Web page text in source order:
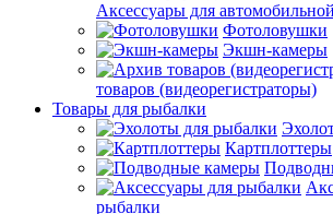
Аксессуары для
Фотоловушки
Экшн-камеры
товаров (видеорегистраторы)
Товары для рыбалки
Картплоттеры
рыбалки